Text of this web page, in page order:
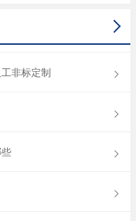

非标定制